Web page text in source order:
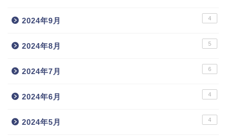
2024年9月 4
2024年8月 5
2024年7月 6
2024年6月 4
2024年5月 4